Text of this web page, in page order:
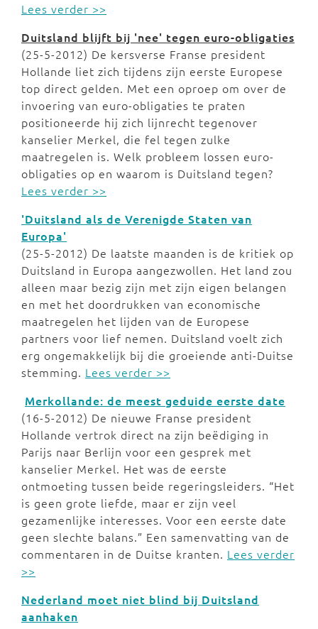
Lees verder >>
Duitsland blijft bij 'nee' tegen euro-obligaties
(25-5-2012) De kersverse Franse president
Hollande liet zich tijdens zijn eerste Europese
top direct gelden. Met een oproep om over de
invoering van euro-obligaties te praten
positioneerde hij zich lijnrecht tegenover
kanselier Merkel, die fel tegen zulke
maatregelen is. Welk probleem lossen euro-
obligaties op en waarom is Duitsland tegen?
Lees verder >>
'Duitsland als de Verenigde Staten van
Europa'
(25-5-2012) De laatste maanden is de kritiek op
Duitsland in Europa aangezwollen. Het land zou
alleen maar bezig zijn met zijn eigen belangen
en met het doordrukken van economische
maatregelen het lijden van de Europese
partners voor lief nemen. Duitsland voelt zich
erg ongemakkelijk bij die groeiende anti-Duitse
stemming. Lees verder >>
Merkollande: de meest geduide eerste date
(16-5-2012) De nieuwe Franse president
Hollande vertrok direct na zijn beëdiging in
Parijs naar Berlijn voor een gesprek met
kanselier Merkel. Het was de eerste
ontmoeting tussen beide regeringsleiders. “Het
is geen grote liefde, maar er zijn veel
gezamenlijke interesses. Voor een eerste date
geen slechte balans.” Een samenvatting van de
commentaren in de Duitse kranten. Lees verder
>>
Nederland moet niet blind bij Duitsland
aanhaken